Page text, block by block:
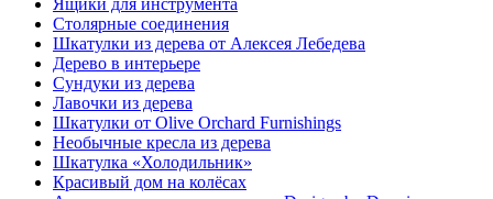
Столярные соединения
Шкатулки из дерева от Алексея Лебедева
Дерево в интерьере
Сундуки из дерева
Лавочки из дерева
Шкатулки от Olive Orchard Furnishings
Необычные кресла из дерева
Шкатулка «Холодильник»
Красивый дом на колёсах